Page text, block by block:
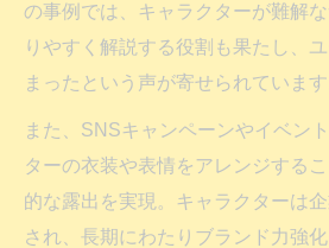
の事例では、キャラクターが難解
りやすく解説する役割も果たし、
まったという声が寄せられています
また、SNSキャンペーンやイベン
ターの衣装や表情をアレンジする
的な露出を実現。キャラクターは
され、長期にわたりブランド力強